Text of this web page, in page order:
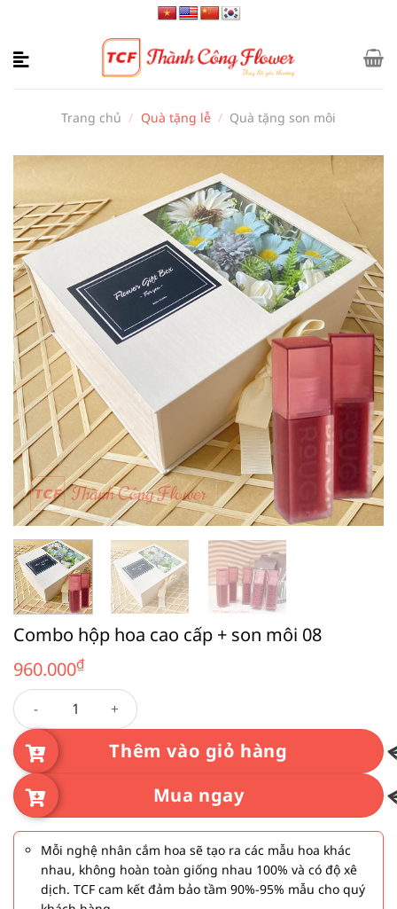
nội
Trang chủ / Quà tặng lễ / Quà tặng son môi
Combo hộp hoa cao cấp + son môi 08
960.000₫
Combo hộp hoa cao cấp + son môi 08 số lượng
Thêm vào giỏ hàng
Mua ngay
Mỗi nghệ nhân cắm hoa sẽ tạo ra các mẫu hoa khác
nhau, không hoàn toàn giống nhau 100% và có độ xê
dịch. TCF cam kết đảm bảo tầm 90%-95% mẫu cho quý